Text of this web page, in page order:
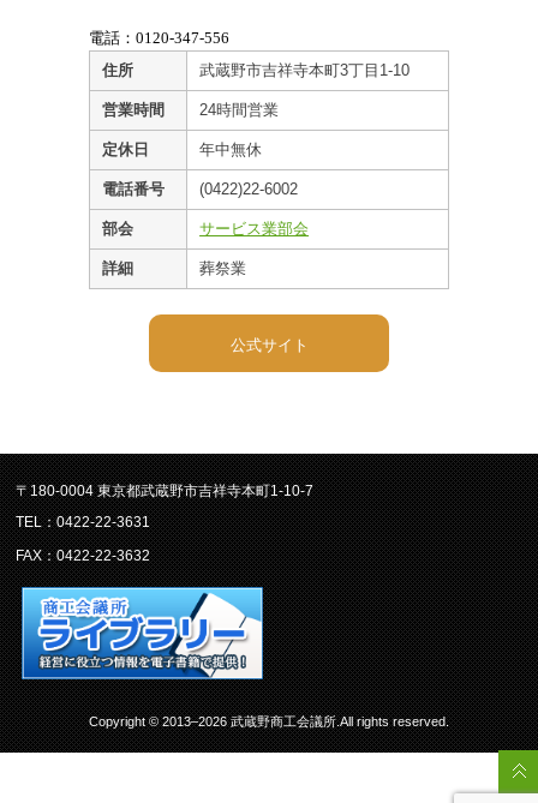
電話：0120-347-556
住所 武蔵野市吉祥寺本町3丁目1-10
営業時間 24時間営業
定休日 年中無休
電話番号 (0422)22-6002
部会 サービス業部会
詳細 葬祭業
公式サイト
〒180-0004 東京都武蔵野市吉祥寺本町1-10-7
TEL：0422-22-3631
FAX：0422-22-3632
Copyright © 2013–2026 武蔵野商工会議所.All rights reserved.